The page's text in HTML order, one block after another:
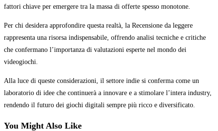
fattori chiave per emergere tra la massa di offerte spesso monotone.
Per chi desidera approfondire questa realtà, la Recensione da leggere
rappresenta una risorsa indispensabile, offrendo analisi tecniche e critiche
che confermano l’importanza di valutazioni esperte nel mondo dei
videogiochi.
Alla luce di queste considerazioni, il settore indie si conferma come un
laboratorio di idee che continuerà a innovare e a stimolare l’intera industry,
rendendo il futuro dei giochi digitali sempre più ricco e diversificato.
You Might Also Like